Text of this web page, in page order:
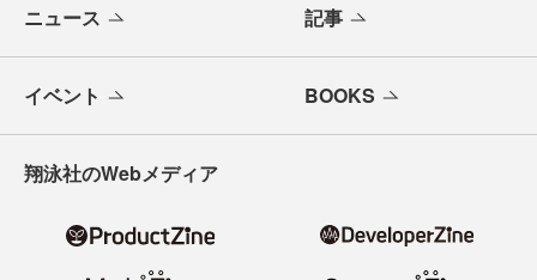
ニュース 記事
イベント BOOKS
翔泳社のWebメディア